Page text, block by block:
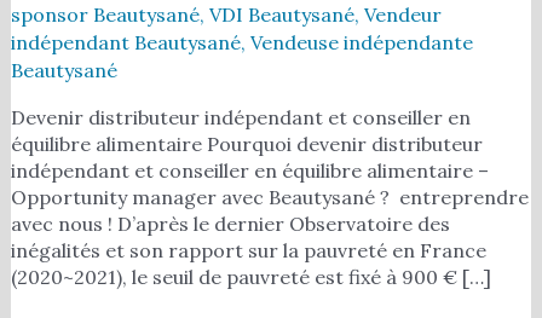
sponsor Beautysané, VDI Beautysané, Vendeur
indépendant Beautysané, Vendeuse indépendante
Beautysané
Devenir distributeur indépendant et conseiller en
équilibre alimentaire Pourquoi devenir distributeur
indépendant et conseiller en équilibre alimentaire –
Opportunity manager avec Beautysané ? entreprendre
avec nous ! D’après le dernier Observatoire des
inégalités et son rapport sur la pauvreté en France
(2020~2021), le seuil de pauvreté est fixé à 900 € […]